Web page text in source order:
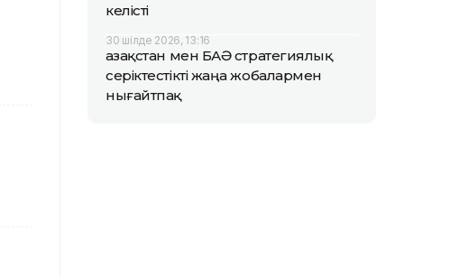
келісті
30 шілде 2026, 13:16
Қазақстан мен БАӘ стратегиялық
серіктестікті жаңа жобалармен
нығайтпақ